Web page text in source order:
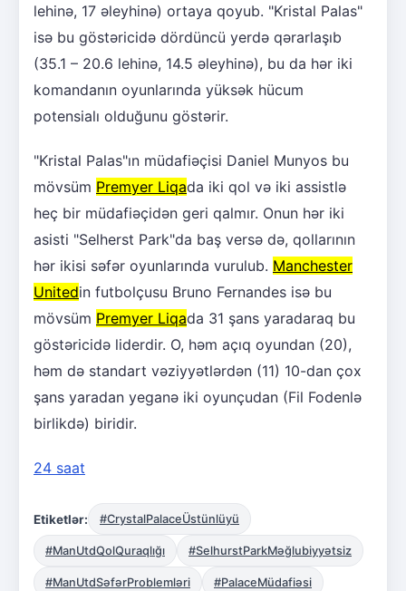
lehinə, 17 əleyhinə) ortaya qoyub. "Kristal Palas"
isə bu göstəricidə dördüncü yerdə qərarlaşıb
(35.1 – 20.6 lehinə, 14.5 əleyhinə), bu da hər iki
komandanın oyunlarında yüksək hücum
potensialı olduğunu göstərir.
"Kristal Palas"ın müdafiəçisi Daniel Munyos bu
mövsüm Premyer Liqada iki qol və iki assistlə
heç bir müdafiəçidən geri qalmır. Onun hər iki
asisti "Selherst Park"da baş versə də, qollarının
hər ikisi səfər oyunlarında vurulub. Manchester
Unitedin futbolçusu Bruno Fernandes isə bu
mövsüm Premyer Liqada 31 şans yaradaraq bu
göstəricidə liderdir. O, həm açıq oyundan (20),
həm də standart vəziyyətlərdən (11) 10-dan çox
şans yaradan yeganə iki oyunçudan (Fil Fodenlə
birlikdə) biridir.
24 saat
Etiketlər: #CrystalPalaceÜstünlüyü
#ManUtdQolQuraqlığı #SelhurstParkMəğlubiyyətsiz
#ManUtdSəfərProblemləri #PalaceMüdafiəsi